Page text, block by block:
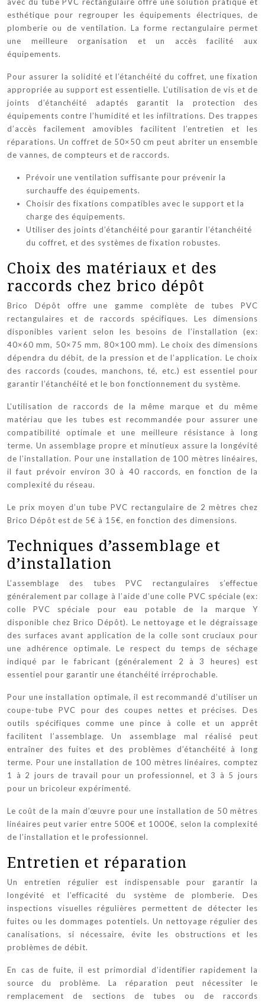
esthétique pour regrouper les équipements électriques, de
plomberie ou de ventilation. La forme rectangulaire permet
une meilleure organisation et un accès facilité aux
équipements.
Pour assurer la solidité et l’étanchéité du coffret, une fixation
appropriée au support est essentielle. L’utilisation de vis et de
joints d’étanchéité adaptés garantit la protection des
équipements contre l’humidité et les infiltrations. Des trappes
d’accès facilement amovibles facilitent l’entretien et les
réparations. Un coffret de 50×50 cm peut abriter un ensemble
de vannes, de compteurs et de raccords.
Prévoir une ventilation suffisante pour prévenir la
surchauffe des équipements.
Choisir des fixations compatibles avec le support et la
charge des équipements.
Utiliser des joints d’étanchéité pour garantir l’étanchéité
du coffret, et des systèmes de fixation robustes.
Choix des matériaux et des
raccords chez brico dépôt
Brico Dépôt offre une gamme complète de tubes PVC
rectangulaires et de raccords spécifiques. Les dimensions
disponibles varient selon les besoins de l’installation (ex:
40×60 mm, 50×75 mm, 80×100 mm). Le choix des dimensions
dépendra du débit, de la pression et de l’application. Le choix
des raccords (coudes, manchons, té, etc.) est essentiel pour
garantir l’étanchéité et le bon fonctionnement du système.
L’utilisation de raccords de la même marque et du même
matériau que les tubes est recommandée pour assurer une
compatibilité optimale et une meilleure résistance à long
terme. Un assemblage propre et minutieux assure la longévité
de l’installation. Pour une installation de 100 mètres linéaires,
il faut prévoir environ 30 à 40 raccords, en fonction de la
complexité du réseau.
Le prix moyen d’un tube PVC rectangulaire de 2 mètres chez
Brico Dépôt est de 5€ à 15€, en fonction des dimensions.
Techniques d’assemblage et
d’installation
L’assemblage des tubes PVC rectangulaires s’effectue
généralement par collage à l’aide d’une colle PVC spéciale (ex:
colle PVC spéciale pour eau potable de la marque Y
disponible chez Brico Dépôt). Le nettoyage et le dégraissage
des surfaces avant application de la colle sont cruciaux pour
une adhérence optimale. Le respect du temps de séchage
indiqué par le fabricant (généralement 2 à 3 heures) est
essentiel pour garantir une étanchéité irréprochable.
Pour une installation optimale, il est recommandé d’utiliser un
coupe-tube PVC pour des coupes nettes et précises. Des
outils spécifiques comme une pince à colle et un apprêt
facilitent l’assemblage. Un assemblage mal réalisé peut
entraîner des fuites et des problèmes d’étanchéité à long
terme. Pour une installation de 100 mètres linéaires, comptez
1 à 2 jours de travail pour un professionnel, et 3 à 5 jours
pour un bricoleur expérimenté.
Le coût de la main d’œuvre pour une installation de 50 mètres
linéaires peut varier entre 500€ et 1000€, selon la complexité
de l’installation et le professionnel.
Entretien et réparation
Un entretien régulier est indispensable pour garantir la
longévité et l’efficacité du système de plomberie. Des
inspections visuelles régulières permettent de détecter les
fuites ou les dommages potentiels. Un nettoyage régulier des
canalisations, si nécessaire, évite les obstructions et les
problèmes de débit.
En cas de fuite, il est primordial d’identifier rapidement la
source du problème. La réparation peut nécessiter le
remplacement de sections de tubes ou de raccords